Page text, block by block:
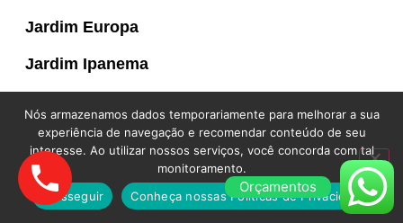
Jardim Europa
Jardim Ipanema
Jardim Paulista
Jardim São Luís
Jardim Sul
Orçamentos
Nós armazenamos dados temporariamente para melhorar a sua
experiência de navegação e recomendar conteúdo de seu
interesse. Ao utilizar nossos serviços, você concorda com tal
monitoramento.
Prosseguir
Conheça nossas Políticas de Privacidade.